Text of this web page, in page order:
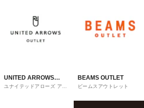
UNITED ARROWS
OUTLET
ユナイテッドアローズ アウ
BEAMS OUTLET
ビームスアウトレット